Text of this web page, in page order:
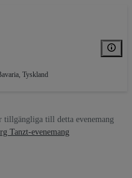
Tyskland
till detta evenemang
Tanzt-evenemang